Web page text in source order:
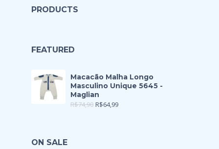
PRODUCTS
FEATURED
Macacão Malha Longo
Masculino Unique 5645 -
Maglian
R$74,90 R$64,99
ON SALE